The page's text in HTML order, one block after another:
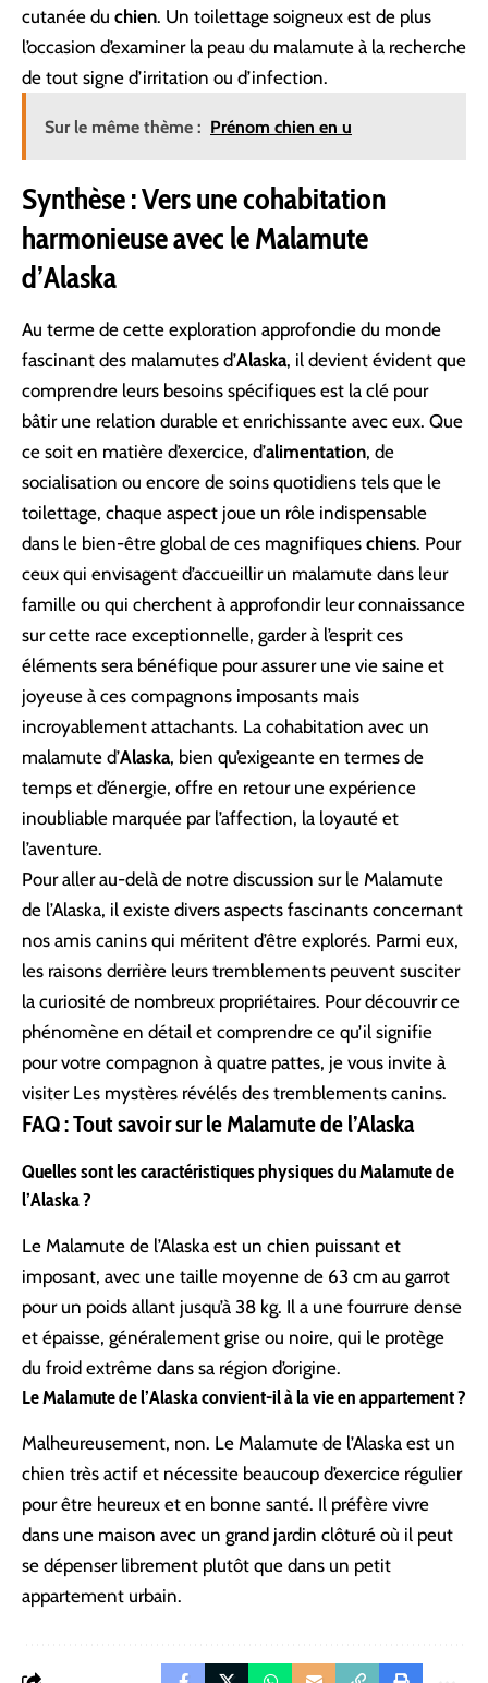
cutanée du chien. Un toilettage soigneux est de plus
l’occasion d’examiner la peau du malamute à la recherche
de tout signe d’irritation ou d’infection.
Sur le même thème : Prénom chien en u
Synthèse : Vers une cohabitation
harmonieuse avec le Malamute
d’Alaska
Au terme de cette exploration approfondie du monde
fascinant des malamutes d’Alaska, il devient évident que
comprendre leurs besoins spécifiques est la clé pour
bâtir une relation durable et enrichissante avec eux. Que
ce soit en matière d’exercice, d’alimentation, de
socialisation ou encore de soins quotidiens tels que le
toilettage, chaque aspect joue un rôle indispensable
dans le bien-être global de ces magnifiques chiens. Pour
ceux qui envisagent d’accueillir un malamute dans leur
famille ou qui cherchent à approfondir leur connaissance
sur cette race exceptionnelle, garder à l’esprit ces
éléments sera bénéfique pour assurer une vie saine et
joyeuse à ces compagnons imposants mais
incroyablement attachants. La cohabitation avec un
malamute d’Alaska, bien qu’exigeante en termes de
temps et d’énergie, offre en retour une expérience
inoubliable marquée par l’affection, la loyauté et
l’aventure.
Pour aller au-delà de notre discussion sur le Malamute
de l’Alaska, il existe divers aspects fascinants concernant
nos amis canins qui méritent d’être explorés. Parmi eux,
les raisons derrière leurs tremblements peuvent susciter
la curiosité de nombreux propriétaires. Pour découvrir ce
phénomène en détail et comprendre ce qu’il signifie
pour votre compagnon à quatre pattes, je vous invite à
visiter Les mystères révélés des tremblements canins.
FAQ : Tout savoir sur le Malamute de l’Alaska
Quelles sont les caractéristiques physiques du Malamute de
l’Alaska ?
Le Malamute de l’Alaska est un chien puissant et
imposant, avec une taille moyenne de 63 cm au garrot
pour un poids allant jusqu’à 38 kg. Il a une fourrure dense
et épaisse, généralement grise ou noire, qui le protège
du froid extrême dans sa région d’origine.
Le Malamute de l’Alaska convient-il à la vie en appartement ?
Malheureusement, non. Le Malamute de l’Alaska est un
chien très actif et nécessite beaucoup d’exercice régulier
pour être heureux et en bonne santé. Il préfère vivre
dans une maison avec un grand jardin clôturé où il peut
se dépenser librement plutôt que dans un petit
appartement urbain.